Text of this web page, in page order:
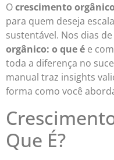
Ocrescimento orgânico
para quem deseja
sustentável. Nos dias
orgânico: o que é e
toda a diferença no
manual traz insights
forma como você
Que É?